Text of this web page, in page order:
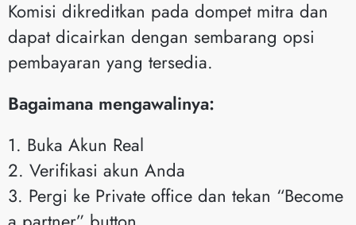
Komisi dikreditkan pada dompet mitra dan
dapat dicairkan dengan sembarang opsi
pembayaran yang tersedia.
Bagaimana mengawalinya:
1. Buka Akun Real
2. Verifikasi akun Anda
3. Pergi ke Private office dan tekan “Become